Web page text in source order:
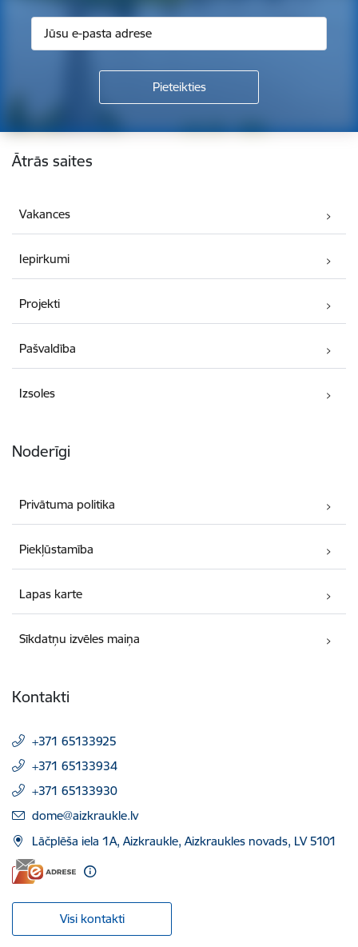
Kājene
Ātrās saites
Vakances
Iepirkumi
Projekti
Pašvaldība
Izsoles
Noderīgi
Privātuma politika
Piekļūstamība
Lapas karte
Sīkdatņu izvēles maiņa
Kontakti
+371 65133925
+371 65133934
+371 65133930
E-pasts:
dome@aizkraukle.lv
Lāčplēša iela 1A, Aizkraukle, Aizkraukles novads, LV 5101
Visi kontakti